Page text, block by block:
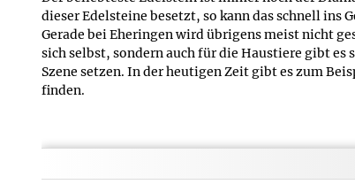
dieser Edelsteine besetzt, so kann das schnell ins
Gerade bei Eheringen wird übrigens meist nicht
sich selbst, sondern auch für die Haustiere gibt es
Szene setzen. In der heutigen Zeit gibt es zum
finden.